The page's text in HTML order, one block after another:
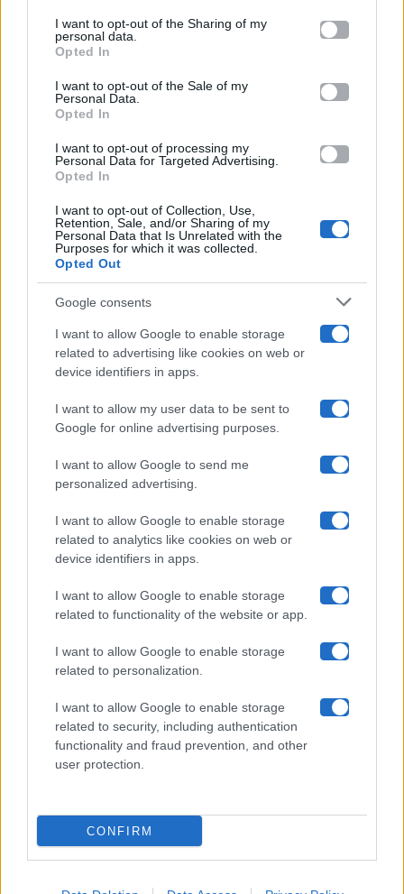
disclose it to other third parties.
Please note that this website/app uses one or more Google
services and may gather and store information including but
not limited to your visit or usage behaviour. You may click to
grant or deny consent to Google and its third-party tags to
consent section.
I want to opt-out of the Sharing of my
personal data.
Opted In
I want to opt-out of the Sale of my
Personal Data.
Opted In
I want to opt-out of processing my
Personal Data for Targeted Advertising.
Opted In
I want to opt-out of Collection, Use,
Retention, Sale, and/or Sharing of my
Personal Data that Is Unrelated with the
Purposes for which it was collected.
Opted Out
Google consents
I want to allow Google to enable storage
related to advertising like cookies on web or
device identifiers in apps.
I want to allow my user data to be sent to
Google for online advertising purposes.
I want to allow Google to send me
personalized advertising.
I want to allow Google to enable storage
related to analytics like cookies on web or
device identifiers in apps.
I want to allow Google to enable storage
related to functionality of the website or app.
I want to allow Google to enable storage
related to personalization.
I want to allow Google to enable storage
related to security, including authentication
functionality and fraud prevention, and other
user protection.
CONFIRM
Televisione
Programmi TV
Amici
Ballando Con Le Stelle
Grande Fratello
Isola Dei Famosi
Uomini E Donne
Maste S.r.l.
Chi siamo
Collabora con noi
Contatti
Privacy Policy
Cookie Policy
Preferenze Privacy- Riproduzione riservata - Photo
Credits: Le immagini presenti in questo sito sono di
proprietà di Maste Srl